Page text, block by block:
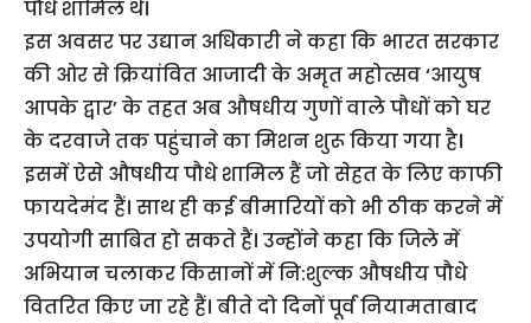
पौधे शामिल थे।
इस अवसर पर उद्यान अधिकारी ने कहा कि भारत सरकार
की ओर से क्रियांवित आजादी के अमृत महोत्सव ‘आयुष
आपके द्वार’ के तहत अब औषधीय गुणों वाले पौधों को घर
के दरवाजे तक पहुंचाने का मिशन शुरू किया गया है।
इसमें ऐसे औषधीय पौधे शामिल हैं जो सेहत के लिए काफी
फायदेमंद हैं। साथ ही कई बीमारियों को भी ठीक करने में
उपयोगी साबित हो सकते हैं। उन्होंने कहा कि जिले में
अभियान चलाकर किसानों में नि:शुल्क औषधीय पौधे
वितरित किए जा रहे हैं। बीते दो दिनों पूर्व नियामताबाद